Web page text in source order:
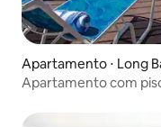
Apartamento ⋅ Long
Apartamento com